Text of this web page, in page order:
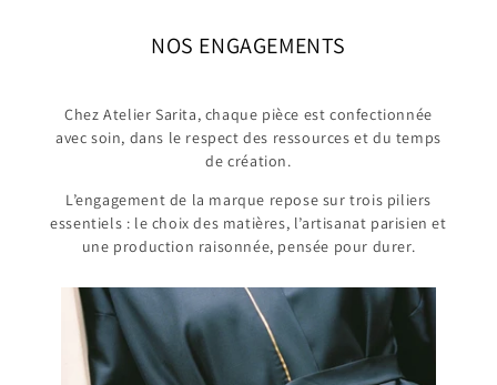
NOS ENGAGEMENTS
Chez Atelier Sarita, chaque pièce est confectionnée
avec soin, dans le respect des ressources et du temps
de création.
L’engagement de la marque repose sur trois piliers
essentiels : le choix des matières, l’artisanat parisien et
une production raisonnée, pensée pour durer.